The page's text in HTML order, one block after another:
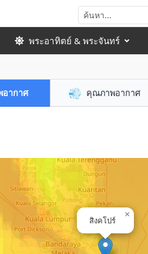
พระอาทิตย์ & พระจันทร์
อากาศ 💨 คุณภาพอากาศ
สิงคโปร์
×